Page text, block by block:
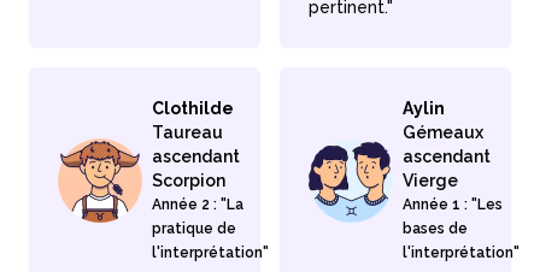
pertinent."
Clothilde
Taureau
ascendant
Scorpion
Année 2 : "La
pratique de
l'interprétation"
Aylin
Gémeaux
ascendant
Vierge
Année 1 : "Les
bases de
l'interprétation"